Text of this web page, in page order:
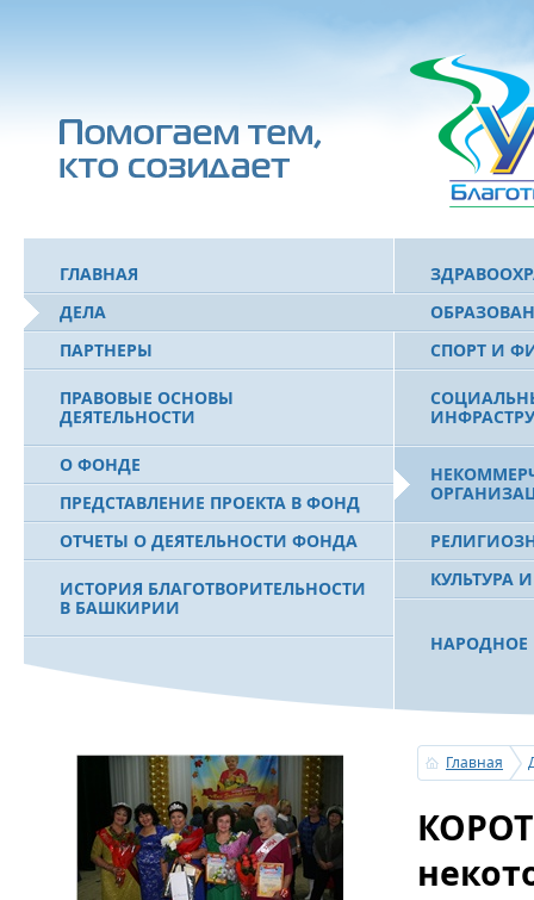
ГЛАВНАЯ
ДЕЛА
ПАРТНЕРЫ
ПРАВОВЫЕ ОСНОВЫ
ДЕЯТЕЛЬНОСТИ
О ФОНДЕ
ПРЕДСТАВЛЕНИЕ ПРОЕКТА В ФОНД
ОТЧЕТЫ О ДЕЯТЕЛЬНОСТИ ФОНДА
ИСТОРИЯ БЛАГОТВОРИТЕЛЬНОСТИ
В БАШКИРИИ
МУРТАЗЕ РАХИМОВЕ
СПОРТ И
КУЛЬТУРА
НАРОДНОЕ
«УРАЛ»
Главная